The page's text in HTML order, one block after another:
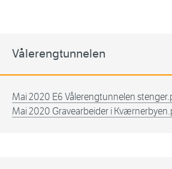
Vålerengtunnelen
Mai 2020 E6 Vålerengtunnelen
Mai 2020 Gravearbeider i